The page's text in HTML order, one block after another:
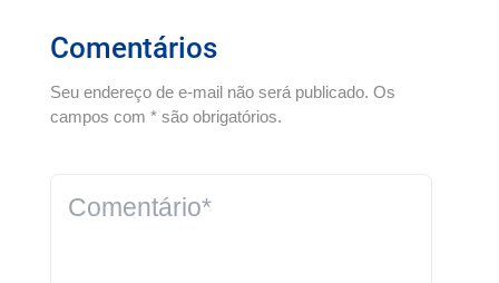
Comentários
Seu endereço de e-mail não será publicado. Os
campos com * são obrigatórios.